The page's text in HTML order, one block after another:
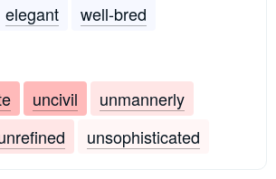
elegant well-bred
uncivil
unmannerly
unsophisticated